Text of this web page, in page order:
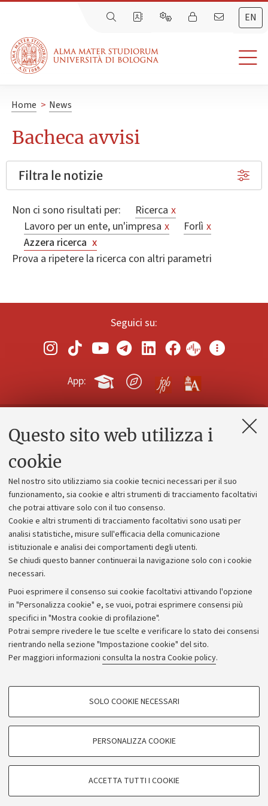
Questo sito web utilizza i
cookie
Nel nostro sito utilizziamo sia cookie tecnici necessari per il suo
funzionamento, sia cookie e altri strumenti di tracciamento facoltativi
che potrai attivare solo con il tuo consenso.
Cookie e altri strumenti di tracciamento facoltativi sono usati per
analisi statistiche, misure sull'efficacia della comunicazione
istituzionale e analisi dei comportamenti degli utenti.
Se chiudi questo banner continuerai la navigazione solo con i cookie
necessari.
Puoi esprimere il consenso sui cookie facoltativi attivando l'opzione
in "Personalizza cookie" e, se vuoi, potrai esprimere consensi più
specifici in "Mostra cookie di profilazione".
Potrai sempre rivedere le tue scelte e verificare lo stato dei consensi
rientrando nella sezione "Impostazione cookie" del sito.
Per maggiori informazioni consulta la nostra Cookie policy.
COOKIE DI PROFILAZIONE - FACOLTATIVI
COOKIE TECNICI - NECESSARI
Si tratta di cookie tecnici utilizzati, a titolo esemplificativo, per il corretto
SOLO COOKIE NECESSARI
PERSONALIZZA COOKIE
ACCETTA TUTTI I COOKIE
EN
Home > News
Bacheca avvisi
Filtra le notizie
Non ci sono risultati per: Ricerca x
Lavoro per un ente, un'impresa x Forlì x
Azzera ricerca x
Prova a ripetere la ricerca con altri parametri
Seguici su:
App:
Contatti e PEC
Alumni community
Piano strategico
Bilanci
Donazioni e 5x1000
Bandi, gare e concorsi
Albo online
Amministrazione trasparente
Atti di notifica
Informazioni sul sito e accessibilità
Dichiarazione di accessibilità
Privacy e note legali
Impostazioni Cookie
©Copyright 2026 - ALMA MATER STUDIORUM - Università di
Bologna - Via Zamboni,33 - 40126Bologna - PI:
- CF:80007010376